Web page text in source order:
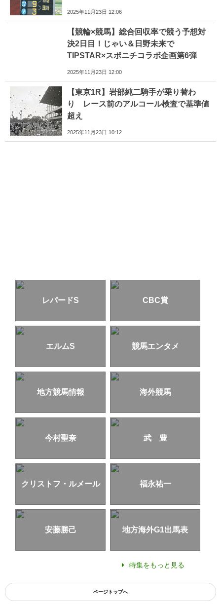
2025年11月23日 12:06
【競輪×競馬】総合回収率で競う予想対
決2日目！じゃい＆日野未来で
TIPSTAR×スポニチコラボ企画第6弾
2025年11月23日 12:00
【東京1R】岩部純二騎手が乗り替わ
り レース前のアルコール検査で基準値
超え
2025年11月23日 10:12
レパードS CBC賞
エルムS 競馬エンタメ
地方競馬情報 海外競馬
今村聖奈 武 豊
クリストフ・ルメール 福永祐一
安藤勝己 地方海外G1出馬表
特集をもっと見る
ページトップへ